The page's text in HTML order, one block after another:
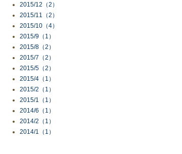
2015/12（2）
2015/11（2）
2015/10（4）
2015/9（1）
2015/8（2）
2015/7（2）
2015/5（2）
2015/4（1）
2015/2（1）
2015/1（1）
2014/6（1）
2014/2（1）
2014/1（1）